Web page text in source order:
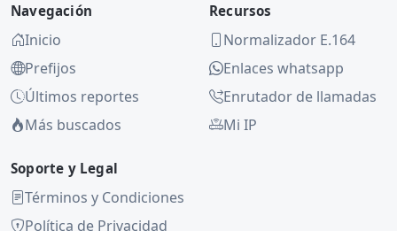
Navegación
Inicio
Prefijos
Últimos reportes
Más buscados
Recursos
Normalizador E.164
Enlaces whatsapp
Enrutador de llamadas
Mi IP
Soporte y Legal
Términos y Condiciones
Política de Privacidad